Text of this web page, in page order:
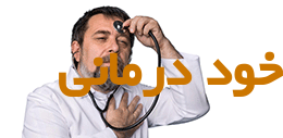
خود درمانی